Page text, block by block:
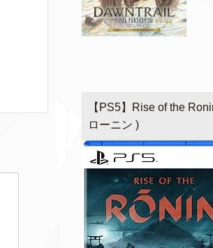
【PS5】Rise of the
ローニン )